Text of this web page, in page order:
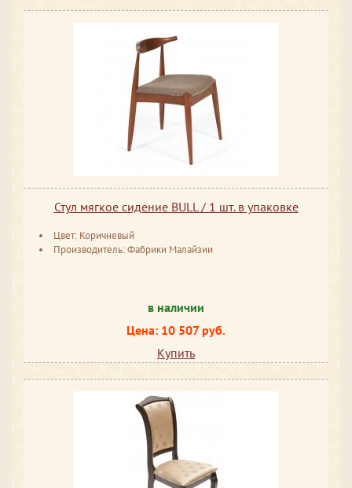
Стул мягкое сидение BULL / 1 шт. в упаковке
Цвет: Коричневый
Производитель: Фабрики Малайзии
в наличии
Цена: 10 507 руб.
Купить